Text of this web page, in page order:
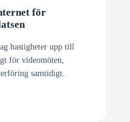
för
hastigheter upp till
för videomöten,
samtidigt.